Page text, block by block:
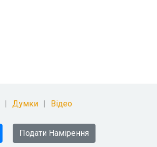
Думки Відео
Подати Намірення